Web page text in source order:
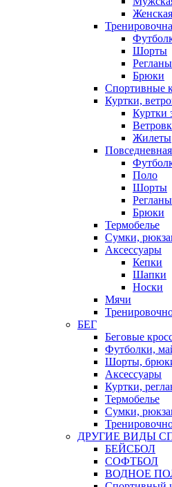
Шорты
Регланы
Брюки
Спортивные
Куртки,
Куртки
Жилеты
Поло
Шорты
Регланы
Брюки
Термобелье
Сумки,
Аксессуары
Кепки
Шапки
Носки
Мячи
БЕГ
Беговые
Футболки,
Шорты,
Аксессуары
Куртки,
Термобелье
Сумки,
ДРУГИЕ ВИДЫ
БЕЙСБОЛ
СОФТБОЛ
ВОДНОЕ